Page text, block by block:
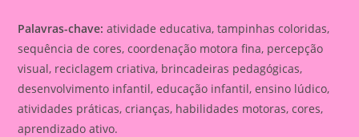
Palavras-chave: atividade educativa, tampinhas coloridas,
sequência de cores, coordenação motora fina, percepção
visual, reciclagem criativa, brincadeiras pedagógicas,
desenvolvimento infantil, educação infantil, ensino lúdico,
atividades práticas, crianças, habilidades motoras, cores,
aprendizado ativo.